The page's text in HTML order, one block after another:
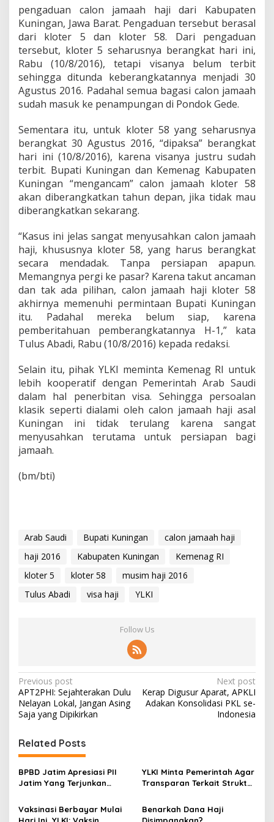
I
D
i
s
k
B
e
b
e
n
a
h
pengaduan calon jamaah haji dari Kabupaten
Kuningan, Jawa Barat. Pengaduan tersebut berasal
dari kloter 5 dan kloter 58. Dari pengaduan
tersebut, kloter 5 seharusnya berangkat hari ini,
Rabu (10/8/2016), tetapi visanya belum terbit
sehingga ditunda keberangkatannya menjadi 30
Agustus 2016. Padahal semua bagasi calon jamaah
sudah masuk ke penampungan di Pondok Gede.
Sementara itu, untuk kloter 58 yang seharusnya
berangkat 30 Agustus 2016, “dipaksa” berangkat
hari ini (10/8/2016), karena visanya justru sudah
terbit. Bupati Kuningan dan Kemenag Kabupaten
Kuningan “mengancam” calon jamaah kloter 58
akan diberangkatkan tahun depan, jika tidak mau
diberangkatkan sekarang.
“Kasus ini jelas sangat menyusahkan calon jamaah
haji, khususnya kloter 58, yang harus berangkat
secara mendadak. Tanpa persiapan apapun.
Memangnya pergi ke pasar? Karena takut ancaman
dan tak ada pilihan, calon jamaah haji kloter 58
akhirnya memenuhi permintaan Bupati Kuningan
itu. Padahal mereka belum siap, karena
pemberitahuan pemberangkatannya H-1,” kata
Tulus Abadi, Rabu (10/8/2016) kepada redaksi.
Selain itu, pihak YLKI meminta Kemenag RI untuk
lebih kooperatif dengan Pemerintah Arab Saudi
dalam hal penerbitan visa. Sehingga persoalan
klasik seperti dialami oleh calon jamaah haji asal
Kuningan ini tidak terulang karena sangat
menyusahkan terutama untuk persiapan bagi
jamaah.
(bm/bti)
Arab Saudi Bupati Kuningan
calon jamaah haji
haji 2016
Kabupaten Kuningan
Kemenag RI
kloter 5
kloter 58
musim haji 2016
Tulus Abadi
visa haji YLKI
Follow Us
P
o
s
t
n
a
v
i
Previous post
APT2PHI: Sejahterakan Dulu
Nelayan Lokal, Jangan Asing
Saja yang Dipikirkan
Next post
Kerap Digusur Aparat, APKLI
Adakan Konsolidasi PKL se-
Indonesia
Related Posts
BPBD Jatim Apresiasi PII
Jatim Yang Terjunkan
Lokasi Bencana Cianjur
YLKI Minta Pemerintah Agar
Transparan Terkait Struktur
Vaksinasi Berbayar Mulai
Benarkah Dana Haji